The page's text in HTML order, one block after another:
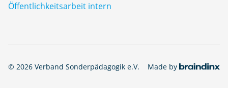
Öffentlichkeitsarbeit intern
© 2026 Verband Sonderpädagogik e.V. Made by